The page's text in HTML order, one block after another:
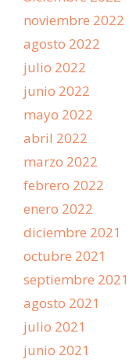
noviembre 2022
agosto 2022
julio 2022
junio 2022
mayo 2022
abril 2022
marzo 2022
febrero 2022
enero 2022
diciembre 2021
octubre 2021
septiembre 2021
agosto 2021
julio 2021
junio 2021